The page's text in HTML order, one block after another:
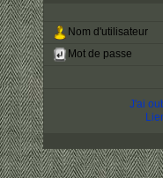
Nom d'utilisateur
Mot de passe
J'ai